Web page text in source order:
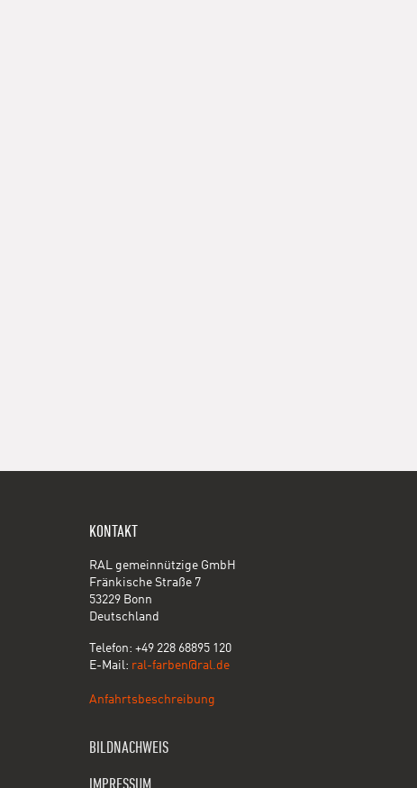
KONTAKT
RAL gemeinnützige GmbH
Fränkische Straße 7
53229 Bonn
Deutschland
Telefon: +49 228 68895 120
E-Mail: ral-farben@ral.de
Anfahrtsbeschreibung
BILDNACHWEIS